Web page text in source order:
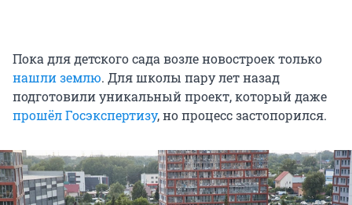
Пока для детского сада возле новостроек только
нашли землю. Для школы пару лет назад
подготовили уникальный проект, который даже
прошёл Госэкспертизу, но процесс застопорился.